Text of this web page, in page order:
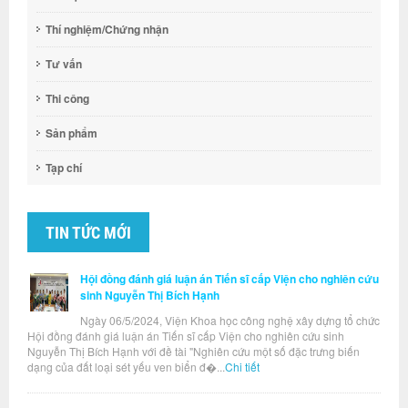
Thí nghiệm/Chứng nhận
Tư vấn
Thi công
Sản phẩm
Tạp chí
TIN TỨC MỚI
Hội đồng đánh giá luận án Tiến sĩ cấp Viện cho nghiên cứu
sinh Nguyễn Thị Bích Hạnh
Ngày 06/5/2024, Viện Khoa học công nghệ xây dựng tổ chức
Hội đồng đánh giá luận án Tiến sĩ cấp Viện cho nghiên cứu sinh
Nguyễn Thị Bích Hạnh với đề tài "Nghiên cứu một số đặc trưng biến
dạng của đất loại sét yếu ven biển đ�... Chi tiết